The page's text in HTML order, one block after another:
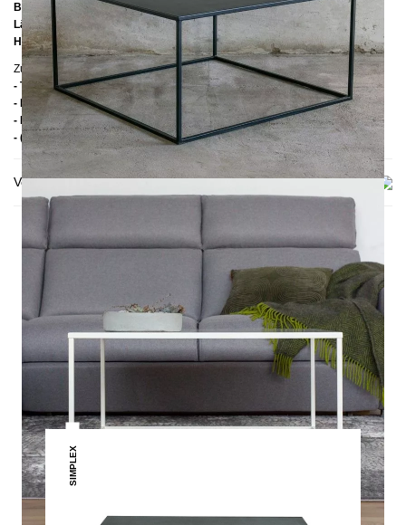
Breite: 80 cm
Länge: 80 cm
Höhe:38 cm
Zusätzliche Informationen
- Tischplatte: Metall
- Pulverbeschichteter Stahl
- Handmade
- (Abgebildete Höhe: 45 cm)
Versand & Lieferung
DAS KÖNNTE DIR AUCH
GEFALLEN
SIMPLEX